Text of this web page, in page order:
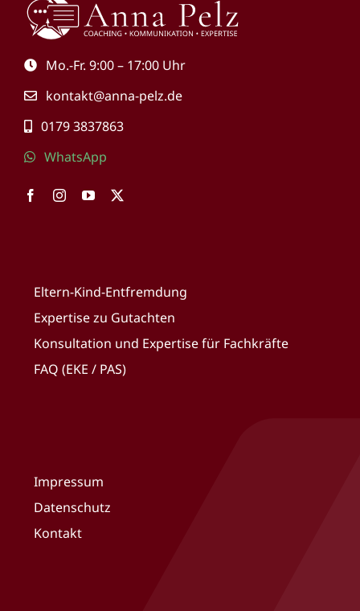
Mo.-Fr. 9:00 – 17:00 Uhr
kontakt@anna-pelz.de
0179 3837863
WhatsApp
Eltern-Kind-Entfremdung
Expertise zu Gutachten
Konsultation und Expertise für Fachkräfte
FAQ (EKE / PAS)
Impressum
Datenschutz
Kontakt